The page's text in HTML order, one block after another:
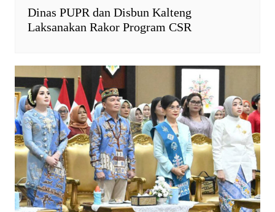
Dinas PUPR dan Disbun Kalteng
Laksanakan Rakor Program CSR